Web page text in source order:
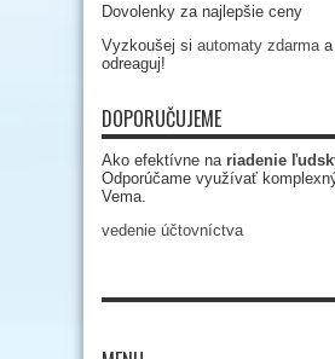
Dovolenky za najlepšie ceny
Vyzkoušej si automaty zdarma
odreaguj!
DOPORUČUJEME
Ako efektívne na riadenie
Odporúčame využívať
Vema.
vedenie účtovníctva